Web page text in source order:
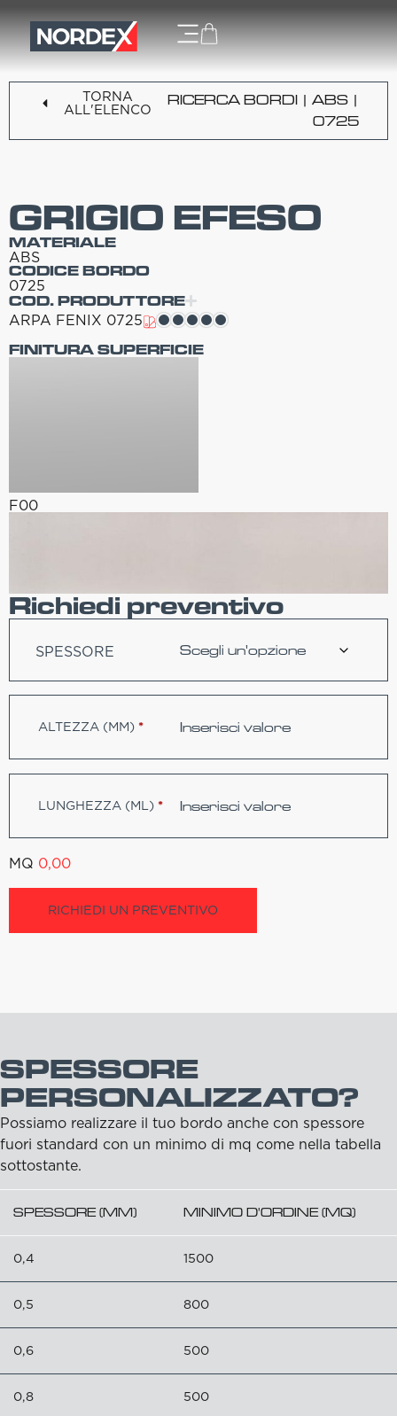
TORNA
ALL'ELENCO
RICERCA BORDI | ABS |
0725
GRIGIO EFESO
MATERIALE
ABS
CODICE BORDO
0725
COD. PRODUTTORE
ARPA FENIX 0725
FINITURA SUPERFICIE
F00
Richiedi preventivo
SPESSORE
ALTEZZA (MM) *
LUNGHEZZA (ML) *
MQ 0,00
RICHIEDI UN PREVENTIVO
SPESSORE
PERSONALIZZATO?
Possiamo realizzare il tuo bordo anche con spessore
fuori standard con un minimo di mq come nella tabella
sottostante.
SPESSORE (MM) MINIMO D'ORDINE (MQ)
0,4 1500
0,5 800
0,6 500
0,8 500